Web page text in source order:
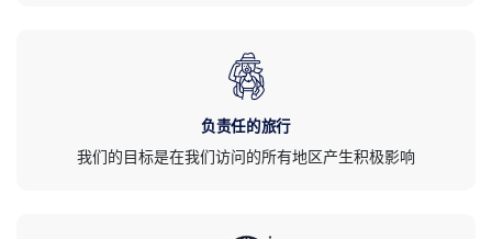
负责任的旅行
我们的目标是在我们访问的所有地区产生积极影响